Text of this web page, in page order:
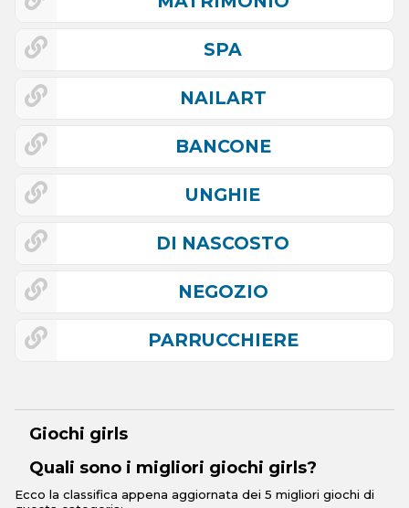
SPA
NAILART
BANCONE
UNGHIE
DI NASCOSTO
NEGOZIO
PARRUCCHIERE
Giochi girls
Quali sono i migliori giochi girls?
Ecco la classifica appena aggiornata dei 5 migliori giochi di